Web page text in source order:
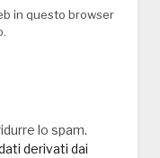
in questo browser
lo spam.
derivati dai